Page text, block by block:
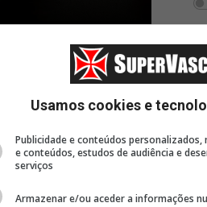
Usamos cookies e
Publicidade e conteúdos personalizados,
e conteúdos, estudos de audiência e
serviços
Armazenar e/ou aceder a informações